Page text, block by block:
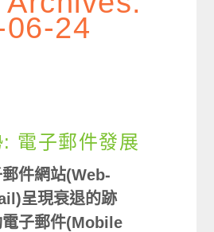
06-24
電子郵件發展
件網站(Web-
呈現衰退的跡
子郵件(Mobile